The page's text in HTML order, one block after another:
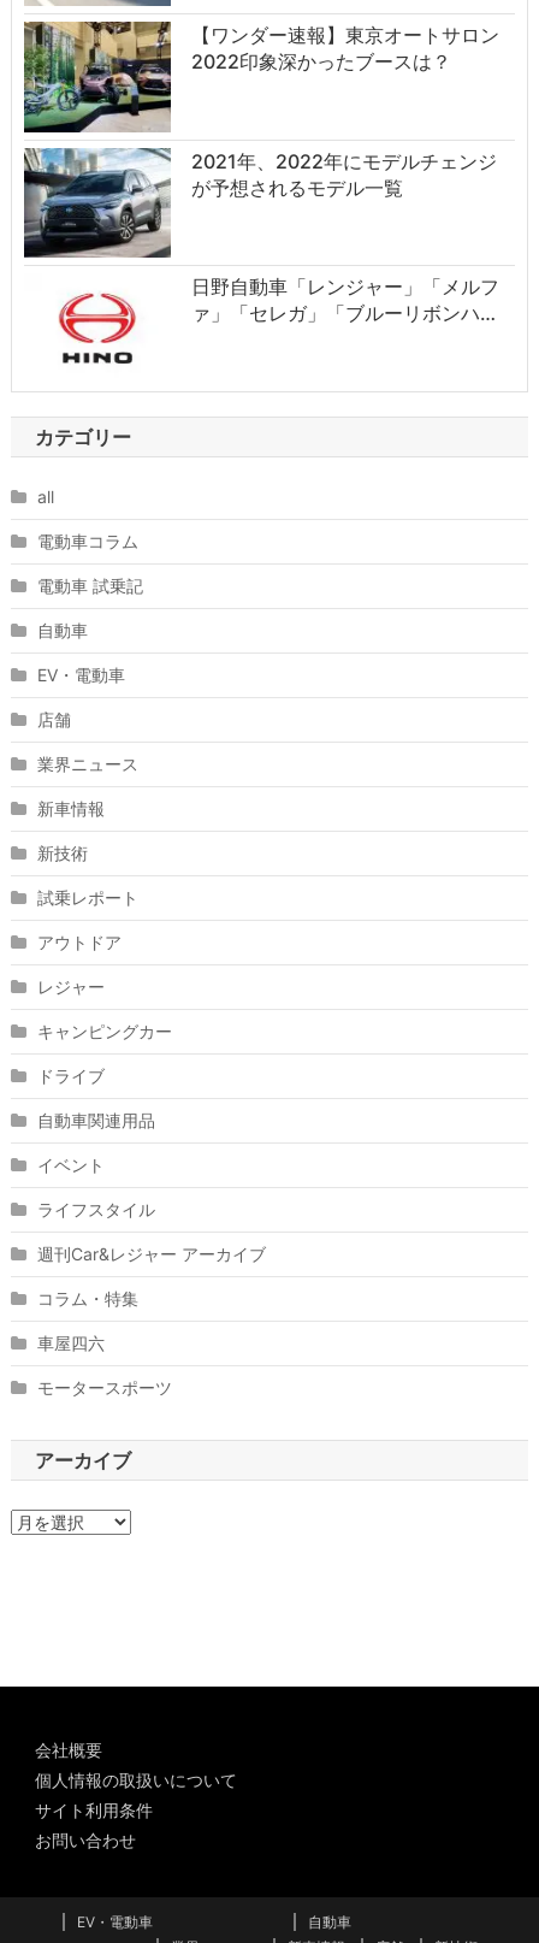
【ワンダー速報】東京オートサロン
2022印象深かったブースは？
2021年、2022年にモデルチェンジ
が予想されるモデル一覧
日野自動車「レンジャー」「メルフ
ァ」「セレガ」「ブルーリボンハ…
カテゴリー
all
電動車コラム
電動車 試乗記
自動車
EV・電動車
店舗
業界ニュース
新車情報
新技術
試乗レポート
アウトドア
レジャー
キャンピングカー
ドライブ
自動車関連用品
イベント
ライフスタイル
週刊Car&レジャー アーカイブ
コラム・特集
車屋四六
モータースポーツ
アーカイブ
ア
会社概要
個人情報の取扱いについて
サイト利用条件
お問い合わせ
EV・電動車
自動車